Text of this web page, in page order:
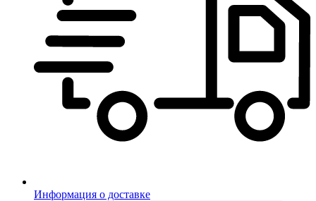
Информация о доставке